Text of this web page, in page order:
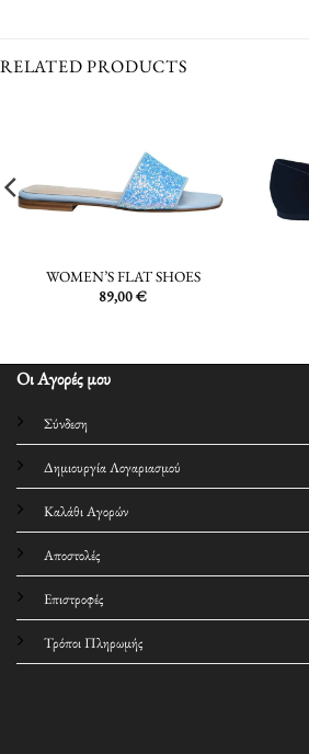
RELATED PRODUCTS
WOMEN’S FLAT SHOES
89,00€
Οι Αγορές μου
Σύνδεση
Δημιουργία Λογαριασμού
Καλάθι Αγορών
Αποστολές
Επιστροφές
Τρόποι Πληρωμής